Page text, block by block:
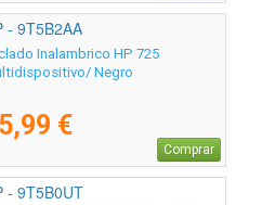
- 9T5B2AA
Inalambrico HP 725
Negro
€
Comprar
- 9T5B0UT